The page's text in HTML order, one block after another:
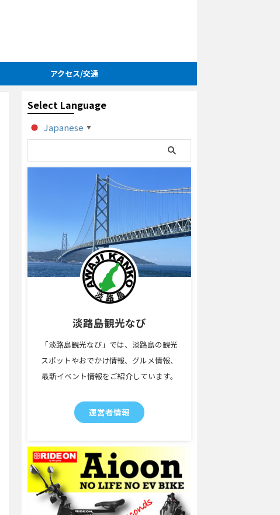
アクセス/交通
Select Language
Japanese ▼
淡路島観光なび
「淡路島観光なび」では、淡路島の観光
スポットやおでかけ情報、グルメ情報、
最新イベント情報をご紹介しています。
運営者情報